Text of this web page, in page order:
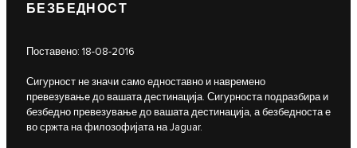
БЕЗБЕДНОСТ
Поставено: 18-08-2016
Сигурност не значи само едноставно и навремено
превезување до вашата дестинација. Сигурноста подразбира и
безбедно превезување до вашата дестинација, а безбедноста е
во сржта на филозофијата на Jaguar.